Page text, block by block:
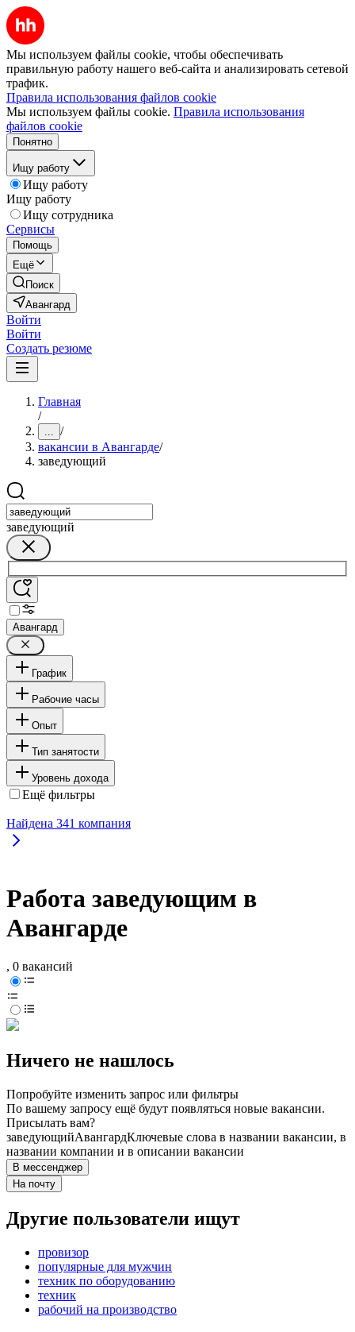
Мы используем файлы cookie, чтобы обеспечивать
правильную работу нашего веб-сайта и анализировать сетевой
трафик.
Правила использования файлов cookie
Мы используем файлы cookie. Правила использования
файлов cookie
Понятно
Ищу работу
Ищу работу
Ищу работу
Ищу сотрудника
Сервисы
Помощь
Ещё
Поиск
Авангард
Войти
Войти
Создать резюме
Главная
/
... /
вакансии в Авангарде/
заведующий
заведующий
Авангард
График
Рабочие часы
Опыт
Тип занятости
Уровень дохода
Ещё фильтры
Найдена 341 компания
Работа заведующим в
Авангарде
, 0 вакансий
Ничего не нашлось
Попробуйте изменить запрос или фильтры
По вашему запросу ещё будут появляться новые вакансии.
Присылать вам?
заведующийАвангардКлючевые слова в названии вакансии, в
названии компании и в описании вакансии
В мессенджер
На почту
Другие пользователи ищут
провизор
популярные для мужчин
техник по оборудованию
техник
рабочий на производство